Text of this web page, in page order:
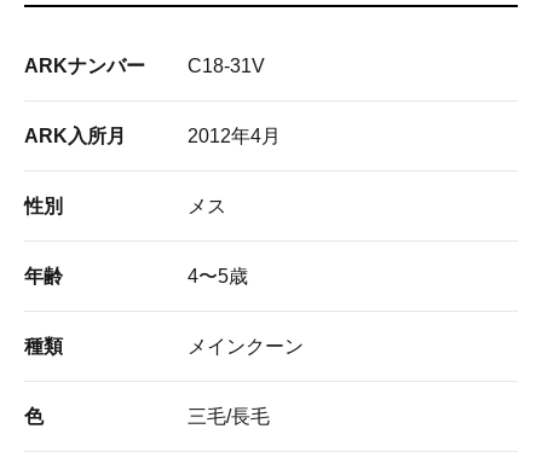
ARKナンバー C18-31V
ARK入所月 2012年4月
性別 メス
年齢 4〜5歳
種類 メインクーン
色 三毛/長毛